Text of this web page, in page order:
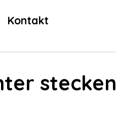
Kontakt
stecken